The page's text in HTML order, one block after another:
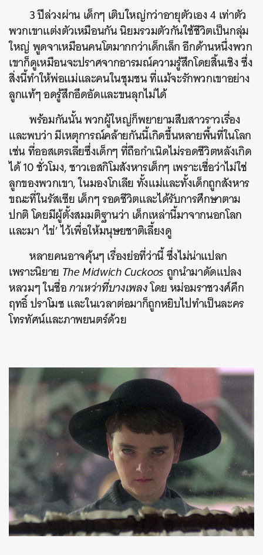
3 ปีล่วงผ่าน เด็กๆ เติบใหญ่กว่าอายุตัวเอง 4 เท่าตัว
พวกเขาแต่งตัวเหมือนกัน นิยมรวมตัวกันใช้ชีวิตเป็นกลุ่ม
ใหญ่ พูดจาเหมือนคนโตมากกว่าเด็กเล็ก อีกด้านหนึ่งพวก
เขาก็ดูเหมือนจะปราศจากอารมณ์ความรู้สึกโดยสิ้นเชิง ซึ่ง
สิ่งนี้ทำให้พ่อแม่และคนในชุมชน ที่แม้จะรักพวกเขาอย่าง
ลูกแท้ๆ อดรู้สึกอึดอัดและขนลุกไม่ได้
พร้อมกันนั้น พวกผู้ใหญ่ก็พยายามสืบสาวราวเรื่อง
และพบว่า มีเหตุการณ์คล้ายกันนี้เกิดขึ้นหลายพื้นที่ในโลก
เช่น ที่ออสเตรเลียซึ่งเด็กๆ ที่ถือกำเนิดไม่รอดชีวิตหลังเกิด
ได้ 10 ชั่วโมง, ชาวเอสกิโมสังหารเด็กๆ เพราะเชื่อว่าไม่ใช่
ลูกของพวกเขา, ในมองโกเลีย ทั้งแม่และทั้งเด็กถูกสังหาร
ขณะที่ในรัสเซีย เด็กๆ รอดชีวิตและได้รับการศึกษาตาม
ปกติ โดยมีผู้ตั้งสมมติฐานว่า เด็กเหล่านี้มาจากนอกโลก
และมา ‘ไข่’ ไว้เพื่อให้มนุษยชาติเลี้ยงดู
หลายคนอาจคุ้นๆ เรื่องย่อที่ว่านี้ ซึ่งไม่น่าแปลก
เพราะนิยาย The Midwich Cuckoos ถูกนำมาดัดแปลง
หลวมๆ ในชื่อกาเหว่าที่บางเพลงโดย หม่อมราชวงศ์คึก
ฤทธิ์ ปราโมช และในเวลาต่อมาก็ถูกหยิบไปทำเป็นละคร
โทรทัศน์และภาพยนตร์ด้วย
SHARE TWEET LINE EMAIL